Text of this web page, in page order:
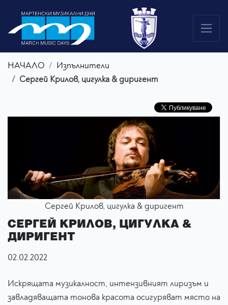
НАЧАЛО
Изпълнители
Сергей Крилов, цигулка & диригент
Сергей Крилов, цигулка & диригент
СЕРГЕЙ КРИЛОВ, ЦИГУЛКА &
ДИРИГЕНТ
02.02.2022
Искрящата музикалност, интензивният лиризъм и
завладяващата тонова красота осигуряват място на